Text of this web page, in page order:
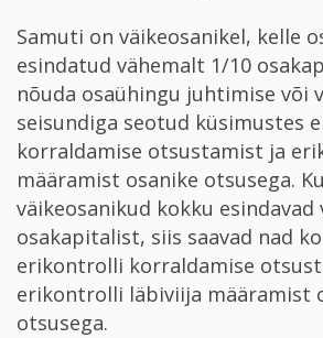
Samuti on väikeosanikel, kelle
esindatud vähemalt 1/10
nõuda osaühingu juhtimise või
seisundiga seotud küsimustes
korraldamise otsustamist ja
määramist osanike otsusega.
väikeosanikud kokku esindavad
osakapitalist, siis saavad nad
erikontrolli korraldamise
erikontrolli läbiviija määramist
otsusega.